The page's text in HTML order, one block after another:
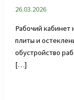
26.03.2026
Рабочий кабинет
плиты и
обустройство
[…]